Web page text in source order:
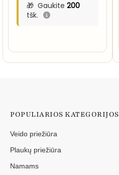
Gaukite 200
tšk.
POPULIARIOS KATEGORIJOS
Veido priežiūra
Plaukų priežiūra
Namams